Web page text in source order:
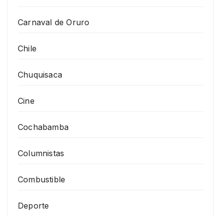
Carnaval de Oruro
Chile
Chuquisaca
Cine
Cochabamba
Columnistas
Combustible
Deporte